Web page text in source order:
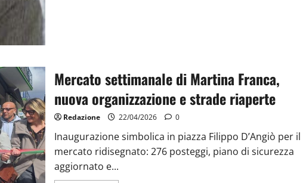
Mercato settimanale di Martina Franca,
nuova organizzazione e strade riaperte
Redazione 22/04/2026 0
Inaugurazione simbolica in piazza Filippo D’Angiò per il
mercato ridisegnato: 276 posteggi, piano di sicurezza
aggiornato e...